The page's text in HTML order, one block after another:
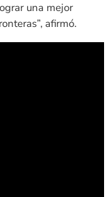
una mejor
afirmó.